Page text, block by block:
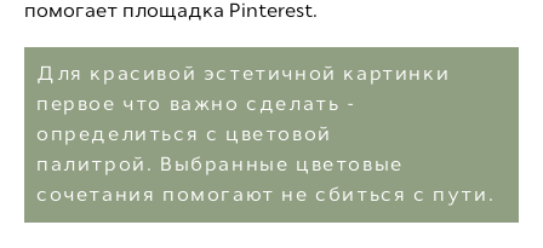
помогает площадка Pinterest.
Для красивой эстетичной картинки
первое что важно сделать -
определиться с цветовой
палитрой. Выбранные цветовые
сочетания помогают не сбиться с пути.